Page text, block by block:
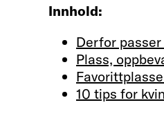
Innhold:
Derfor
Plass,
10 tips for